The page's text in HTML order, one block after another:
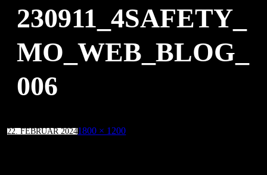
230911_4SAFETY_
MO_WEB_BLOG_
006
Veröffentlicht
am
22. FEBRUAR 2024Volle
1800 × 1200